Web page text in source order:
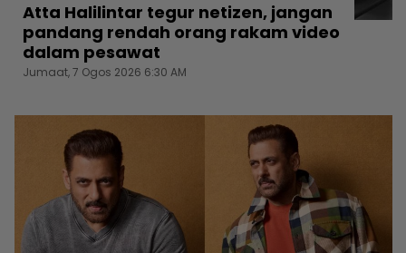
Atta Halilintar tegur netizen, jangan
pandang rendah orang rakam video
dalam pesawat
Jumaat, 7 Ogos 2026 6:30 AM